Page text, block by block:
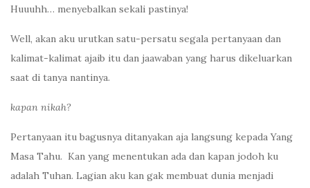
Huuuhh… menyebalkan sekali pastinya!
Well, akan aku urutkan satu-persatu segala pertanyaan dan
kalimat-kalimat ajaib itu dan jaawaban yang harus dikeluarkan
saat di tanya nantinya.
kapan nikah?
Pertanyaan itu bagusnya ditanyakan aja langsung kepada Yang
Masa Tahu. Kan yang menentukan ada dan kapan jodoh ku
adalah Tuhan. Lagian aku kan gak membuat dunia menjadi